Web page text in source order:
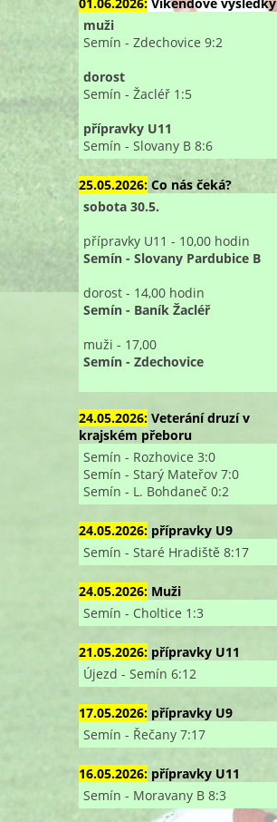
muži
Semín - Zdechovice 9:2
dorost
Semín - Žacléř 1:5
přípravky U11
Semín - Slovany B 8:6
25.05.2026: Co nás čeká?
sobota 30.5.
přípravky U11 - 10,00 hodin
Semín - Slovany Pardubice B
dorost - 14,00 hodin
Semín - Baník Žacléř
muži - 17,00
Semín - Zdechovice
24.05.2026: Veterání druzí v
krajském přeboru
Semín - Rozhovice 3:0
Semín - Starý Mateřov 7:0
Semín - L. Bohdaneč 0:2
24.05.2026: přípravky U9
Semín - Staré Hradiště 8:17
24.05.2026: Muži
Semín - Choltice 1:3
21.05.2026: přípravky U11
Újezd - Semín 6:12
17.05.2026: přípravky U9
Semín - Řečany 7:17
16.05.2026: přípravky U11
Semín - Moravany B 8:3